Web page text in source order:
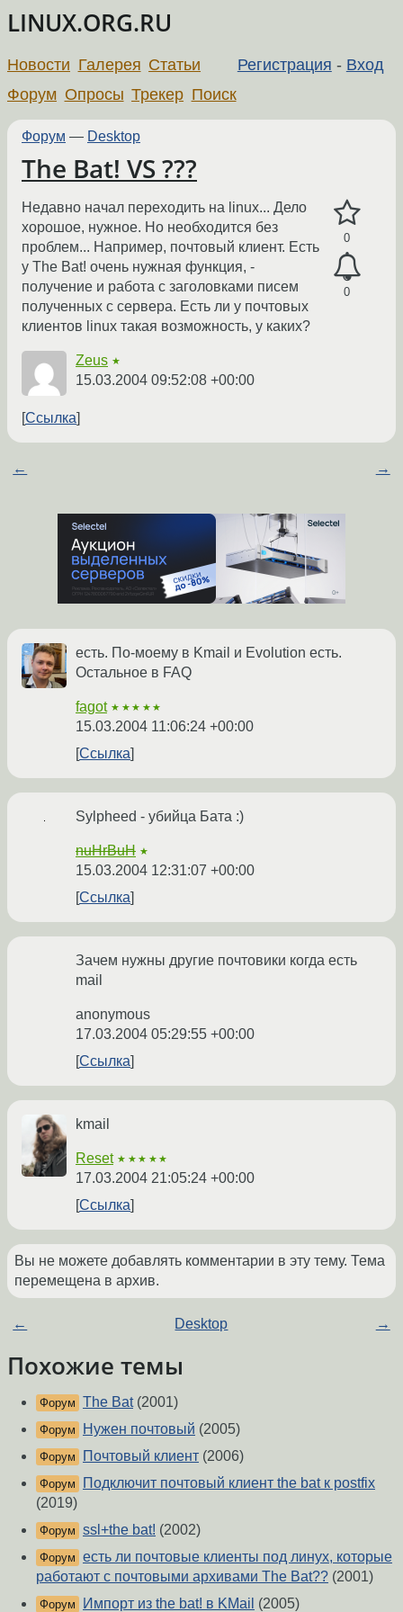
LINUX.ORG.RU
Регистрация - Вход
Новости Галерея Статьи
Форум Опросы Трекер Поиск
Форум — Desktop
The Bat! VS ???
0
0
Недавно начал переходить на linux... Дело
хорошое, нужное. Но необходится без
проблем... Например, почтовый клиент. Есть
у The Bat! очень нужная функция, -
получение и работа с заголовками писем
полученных с сервера. Есть ли у почтовых
клиентов linux такая возможность, у каких?
Zeus ★
15.03.2004 09:52:08 +00:00
Ссылка
← →
есть. По-моему в Kmail и Evolution есть.
Остальное в FAQ
fagot ★★★★★
15.03.2004 11:06:24 +00:00
Ссылка
Sylpheed - убийца Бата :)
nuHrBuH ★
15.03.2004 12:31:07 +00:00
Ссылка
Зачем нужны другие почтовики когда есть
mail
anonymous
17.03.2004 05:29:55 +00:00
Ссылка
kmail
Reset ★★★★★
17.03.2004 21:05:24 +00:00
Ссылка
Вы не можете добавлять комментарии в эту тему. Тема
перемещена в архив.
← Desktop →
Похожие темы
Форум The Bat(2001)
Форум Нужен почтовый (2005)
Форум Почтовый клиент (2006)
Форум
Подключит почтовый клиент the bat к postfix
(2019)
Форум ssl+the bat! (2002)
Форум есть ли почтовые клиенты под линух, которые
работают с почтовыми архивами The Bat?? (2001)
Форум Импорт из the bat! в KMail (2005)